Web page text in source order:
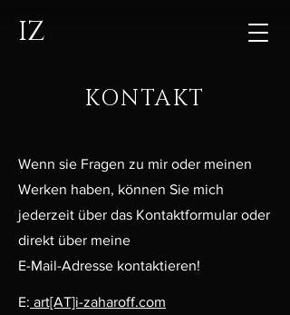
IZ
KONTAKT
Wenn sie Fragen zu mir oder meinen
Werken haben, können Sie mich
jederzeit über das Kontaktformular oder
direkt über meine
E-Mail-Adresse kontaktieren!
E: art[AT]i-zaharoff.com